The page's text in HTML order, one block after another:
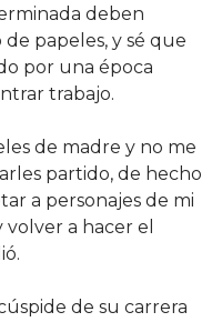
deben
papeles, y sé que
por una época
trabajo.
de madre y no me
partido, de hecho
a personajes de mi
a hacer el
de su carrera